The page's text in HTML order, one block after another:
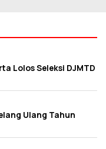
Lolos Seleksi DJMTD
Ulang Tahun